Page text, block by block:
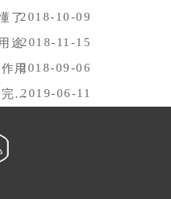
了2018-10-09
途2018-11-15
用2018-09-06
如何拿AAA级企业信用评级，看完你就懂了2019-06-11